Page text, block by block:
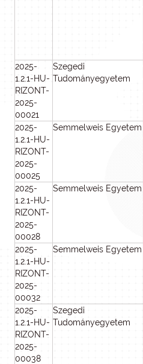
2025-
1.2.1-HU-
RIZONT-
2025-
00021
Szegedi
Tudományegyetem
2025-
1.2.1-HU-
RIZONT-
2025-
00025
Semmelweis Egyetem
2025-
1.2.1-HU-
RIZONT-
2025-
00028
Semmelweis Egyetem
2025-
1.2.1-HU-
RIZONT-
2025-
00032
Semmelweis Egyetem
2025-
1.2.1-HU-
RIZONT-
2025-
00038
Szegedi
Tudományegyetem